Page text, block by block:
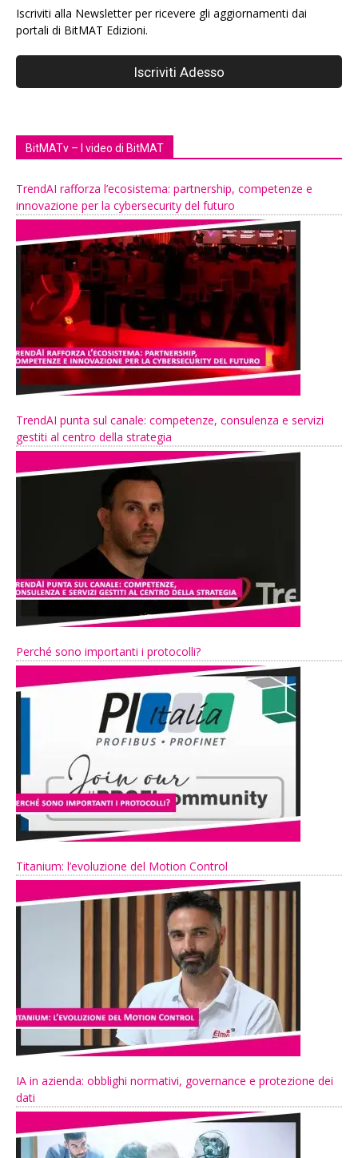
Iscriviti alla Newsletter per ricevere gli aggiornamenti dai
portali di BitMAT Edizioni.
BitMATv – I video di BitMAT
TrendAI rafforza l’ecosistema: partnership, competenze e
innovazione per la cybersecurity del futuro
TrendAI punta sul canale: competenze, consulenza e servizi
gestiti al centro della strategia
Perché sono importanti i protocolli?
Titanium: l’evoluzione del Motion Control
IA in azienda: obblighi normativi, governance e protezione dei
dati